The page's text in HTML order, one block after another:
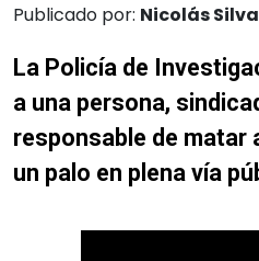
Publicado por: Nicolás Silva
La Policía de
a una persona,
responsable de matar
un palo en plena vía